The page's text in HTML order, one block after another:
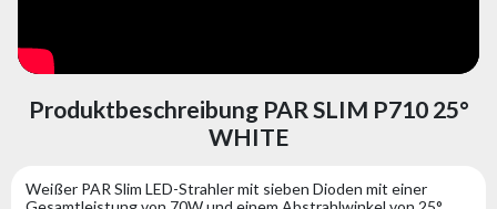
Produktbeschreibung PAR SLIM P710 25°
WHITE
Weißer PAR Slim LED-Strahler mit sieben Dioden mit einer